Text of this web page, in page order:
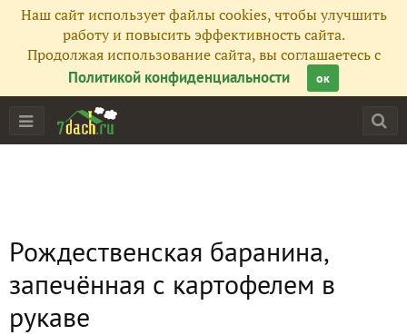
Наш сайт использует файлы cookies, чтобы улучшить
работу и повысить эффективность сайта.
Продолжая использование сайта, вы соглашаетесь с
Политикой конфиденциальности
ок
Рождественская баранина,
запечённая с картофелем в
рукаве